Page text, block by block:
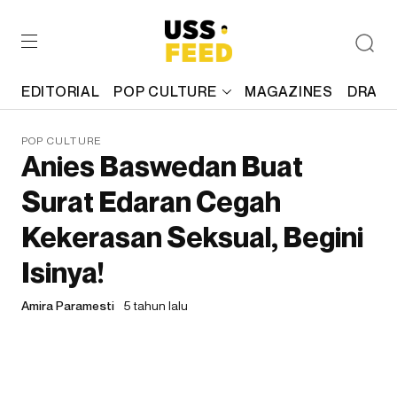
EDITORIAL POP CULTURE MAGAZINES
POP CULTURE
Anies Baswedan Buat
Surat Edaran Cegah
Kekerasan Seksual, Begini
Isinya!
Amira Paramesti 5 tahun lalu